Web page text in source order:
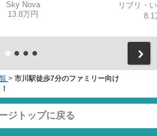
Sky Nova
13.8万円
リブリ・
8.1
> 市川駅徒歩7分のファミリー向け
ジトップに戻る